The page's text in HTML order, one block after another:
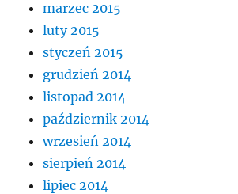
marzec 2015
luty 2015
styczeń 2015
grudzień 2014
listopad 2014
październik 2014
wrzesień 2014
sierpień 2014
lipiec 2014